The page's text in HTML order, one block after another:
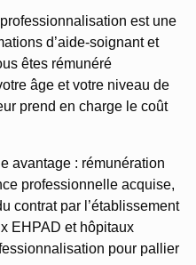
est une
d’aide-soignant et
êtes rémunéré
âge et votre niveau de
prend en charge le coût
avantage : rémunération
professionnelle acquise,
contrat par l’établissement
EHPAD et hôpitaux
pour pallier